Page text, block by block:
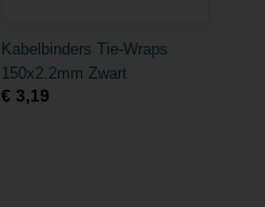
Kabelbinders Tie-Wraps
150x2.2mm Zwart
€ 3,19